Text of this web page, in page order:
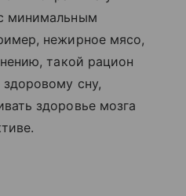
минимальным
нежирное мясо,
такой рацион
здоровому сну,
здоровье мозга